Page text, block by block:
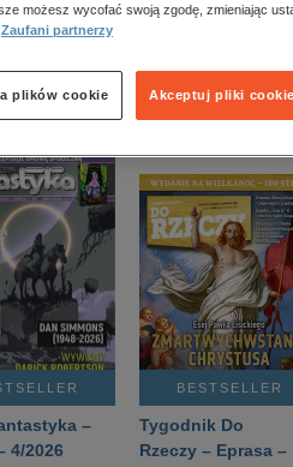
–
4/2026
BESTSELLER
Tygodnik Do
Rzeczy – Eprasa –
możesz wycofać swoją zgodę, zmieniając
Zaufani partnerzy
Akceptuj pliki cookie
plików cookie